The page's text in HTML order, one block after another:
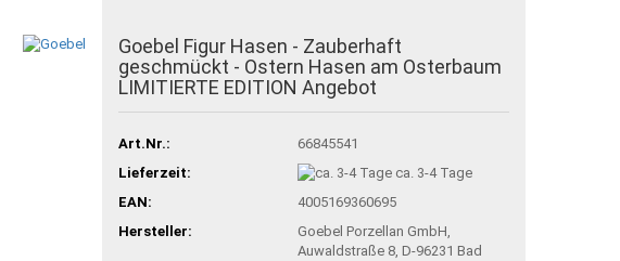
Goebel Figur Hasen - Zauberhaft
geschmückt - Ostern Hasen am Osterbaum
LIMITIERTE EDITION Angebot
Art.Nr.:
66845541
Lieferzeit:
ca. 3-4 Tage
EAN:
4005169360695
Hersteller:
Goebel Porzellan GmbH,
Auwaldstraße 8, D-96231 Bad